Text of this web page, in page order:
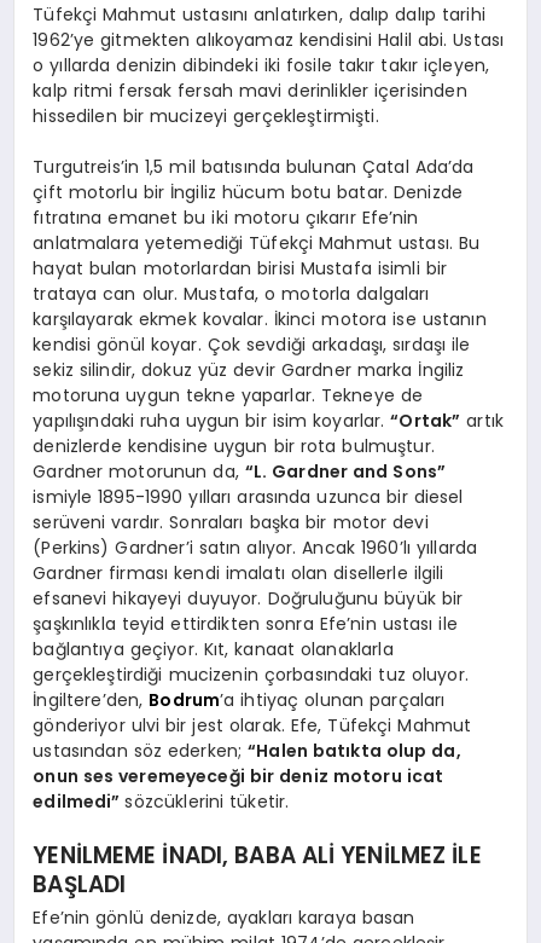
Tüfekçi Mahmut ustasını anlatırken, dalıp dalıp tarihi
1962’ye gitmekten alıkoyamaz kendisini Halil abi. Ustası
o yıllarda denizin dibindeki iki fosile takır takır içleyen,
kalp ritmi fersak fersah mavi derinlikler içerisinden
hissedilen bir mucizeyi gerçekleştirmişti.
Turgutreis’in 1,5 mil batısında bulunan Çatal Ada’da
çift motorlu bir İngiliz hücum botu batar. Denizde
fıtratına emanet bu iki motoru çıkarır Efe’nin
anlatmalara yetemediği Tüfekçi Mahmut ustası. Bu
hayat bulan motorlardan birisi Mustafa isimli bir
trataya can olur. Mustafa, o motorla dalgaları
karşılayarak ekmek kovalar. İkinci motora ise ustanın
kendisi gönül koyar. Çok sevdiği arkadaşı, sırdaşı ile
sekiz silindir, dokuz yüz devir Gardner marka İngiliz
motoruna uygun tekne yaparlar. Tekneye de
yapılışındaki ruha uygun bir isim koyarlar.“Ortak” artık
denizlerde kendisine uygun bir rota bulmuştur.
Gardner motorunun da, “L. Gardner and Sons”
ismiyle 1895-1990 yılları arasında uzunca bir diesel
serüveni vardır. Sonraları başka bir motor devi
(Perkins) Gardner’i satın alıyor. Ancak 1960’lı yıllarda
Gardner firması kendi imalatı olan disellerle ilgili
efsanevi hikayeyi duyuyor. Doğruluğunu büyük bir
şaşkınlıkla teyid ettirdikten sonra Efe’nin ustası ile
bağlantıya geçiyor. Kıt, kanaat olanaklarla
gerçekleştirdiği mucizenin çorbasındaki tuz oluyor.
İngiltere’den, Bodrum’a ihtiyaç olunan parçaları
gönderiyor ulvi bir jest olarak. Efe, Tüfekçi Mahmut
ustasından söz ederken;“Halen batıkta olup da,
onun ses veremeyeceği bir deniz motoru icat
edilmedi”sözcüklerini tüketir.
YENİLMEME İNADI, BABA ALİ YENİLMEZ İLE
BAŞLADI
Efe’nin gönlü denizde, ayakları karaya basan